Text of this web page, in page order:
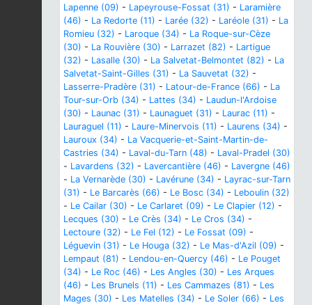
Lapenne (09) - Lapeyrouse-Fossat (31) - Laramière
(46) - La Redorte (11) - Larée (32) - Laréole (31) - La
Romieu (32) - Laroque (34) - La Roque-sur-Cèze
(30) - La Rouvière (30) - Larrazet (82) - Lartigue
(32) - Lasalle (30) - La Salvetat-Belmontet (82) - La
Salvetat-Saint-Gilles (31) - La Sauvetat (32) -
Lasserre-Pradère (31) - Latour-de-France (66) - La
Tour-sur-Orb (34) - Lattes (34) - Laudun-l'Ardoise
(30) - Launac (31) - Launaguet (31) - Laurac (11) -
Lauraguel (11) - Laure-Minervois (11) - Laurens (34) -
Lauroux (34) - La Vacquerie-et-Saint-Martin-de-
Castries (34) - Laval-du-Tarn (48) - Laval-Pradel (30)
- Lavardens (32) - Lavercantière (46) - Lavergne (46)
- La Vernarède (30) - Lavérune (34) - Layrac-sur-Tarn
(31) - Le Barcarès (66) - Le Bosc (34) - Leboulin (32)
- Le Cailar (30) - Le Carlaret (09) - Le Clapier (12) -
Lecques (30) - Le Crès (34) - Le Cros (34) -
Lectoure (32) - Le Fel (12) - Le Fossat (09) -
Léguevin (31) - Le Houga (32) - Le Mas-d'Azil (09) -
Lempaut (81) - Lendou-en-Quercy (46) - Le Pouget
(34) - Le Roc (46) - Les Angles (30) - Les Arques
(46) - Les Brunels (11) - Les Cammazes (81) - Les
Mages (30) - Les Matelles (34) - Le Soler (66) - Les